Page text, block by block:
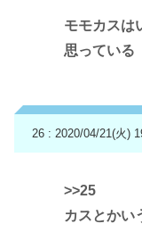
モモカスは
思っている
26 : 2020/04/21(火)
>>25
カスとかい